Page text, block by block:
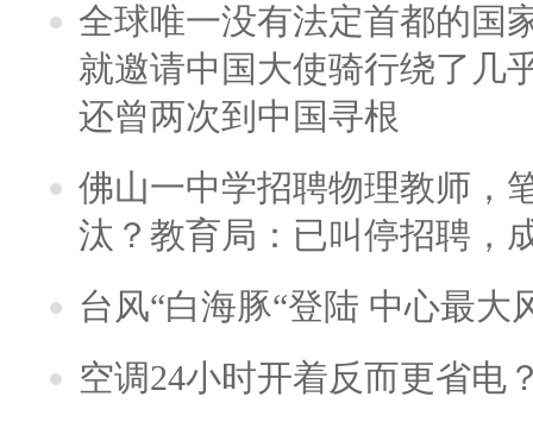
全球唯一没有法定首都的国
就邀请中国大使骑行绕了几
还曾两次到中国寻根
佛山一中学招聘物理教师，
汰？教育局：已叫停招聘，
台风“白海豚“登陆 中心最大
空调24小时开着反而更省电